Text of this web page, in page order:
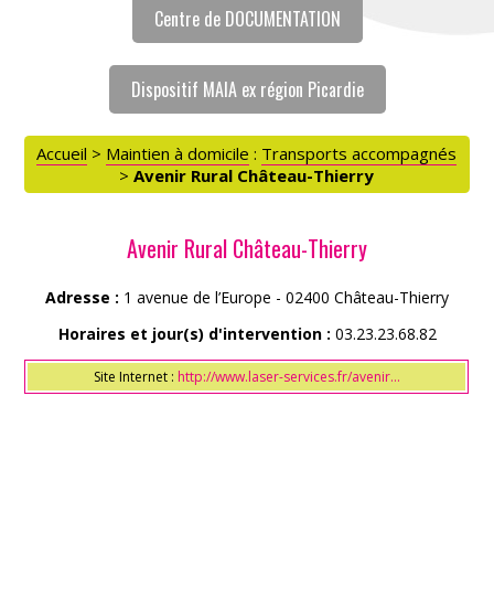
Centre de DOCUMENTATION
Dispositif MAIA ex région Picardie
Accueil > Maintien à domicile : Transports accompagnés
>Avenir Rural Château-Thierry
Avenir Rural Château-Thierry
Adresse : 1 avenue de l’Europe - 02400 Château-Thierry
Horaires et jour(s) d'intervention : 03.23.23.68.82
Site Internet : http://www.laser-services.fr/avenir...